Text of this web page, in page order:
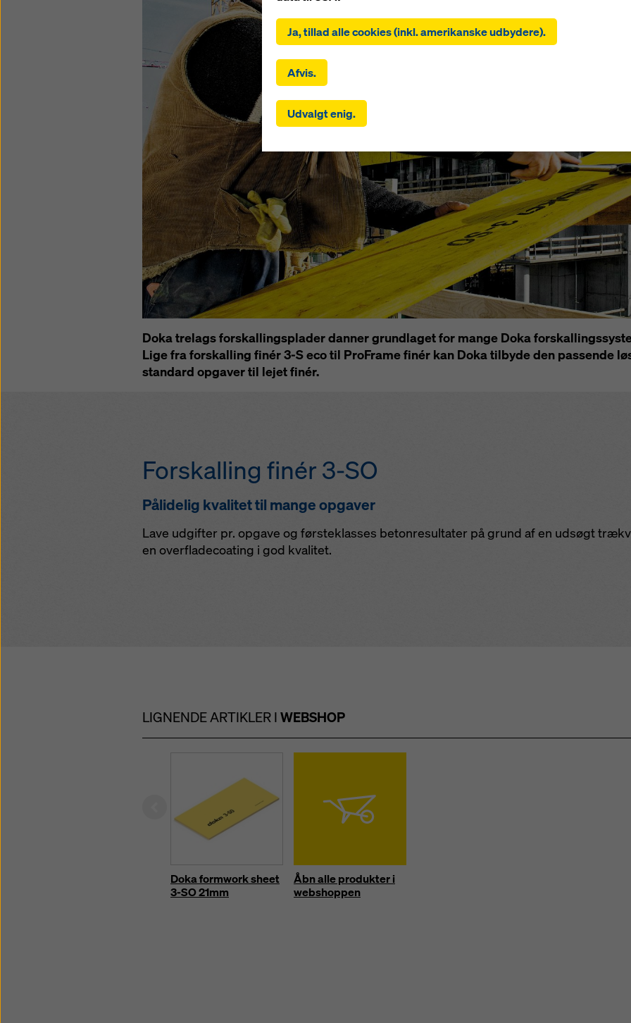
Doka trelags forskallingsplader danner grundlaget for mange Doka
Lige fra forskalling finér 3-S eco til ProFrame finér kan Doka tilbyde den passende
standard opgaver til lejet finér.
Forskalling finér 3-SO
Pålidelig kvalitet til mange opgaver
Lave udgifter pr. opgave og førsteklasses betonresultater på grund af en udsøgt
en overfladecoating i god kvalitet.
LIGNENDE ARTIKLER I WEBSHOP
Doka formwork sheet
3-SO 21mm
Åbn alle produkter i
webshoppen
samtykke til installation og brug af alle cookies. Ved at klikke på
valgte« accepterer du de cookies, du har valgt med afkrydsningsfelterne.
indstillinger, du har valgt, også omfatter udbydere, der overfører data til
tredjelande, hvor der ikke foreligger en afgørelse om tilstrækkelighed i
henhold til artikel 45 i GDPR og ingen passende
henhold til artikel 46 i GDPR, gælder dit samtykke også for dette. Der
en risiko for, at dine data, der overføres på denne måde, kan være
og at der ikke er nogen effektive retsmidler mod dette. Du kan afvise
cookies, der kræver samtykke, ved at klikke på 'Afvis' eller ved at
cookieindstillingerved at klikke på cookieindstillinger nederst på dette
websted og bruge de tilsvarende afkrydsningsfelter. Du kan til enhver
tilbagekalde dit samtykke med fremtidig virkning og uden at angive en
ved at klikke på cookieindstillingeri bunden af dette websted.
Du kan finde flere oplysninger om vores cookiesi vores privatlivspolitik
giver dig også mulighed for at vælge dine cookies (avancerede
cookieindstillinger).
Ja, tillad alle cookies (inkl. amerikanske udbydere).
Afvis.
Udvalgt enig.